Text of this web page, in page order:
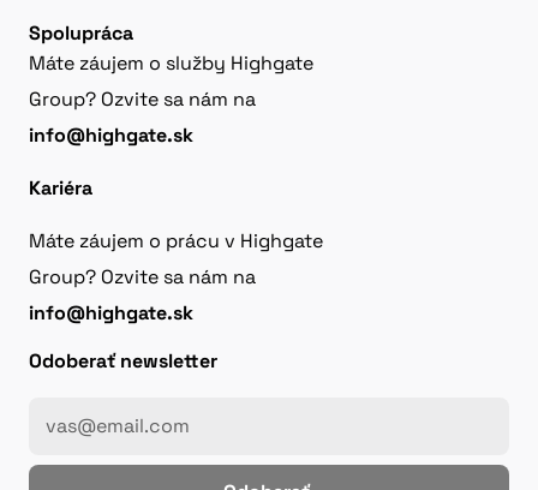
Spolupráca
Máte záujem o služby Highgate
Group? Ozvite sa nám na
info@highgate.sk
Kariéra
Máte záujem o prácu v Highgate
Group? Ozvite sa nám na
info@highgate.sk
Odoberať newsletter